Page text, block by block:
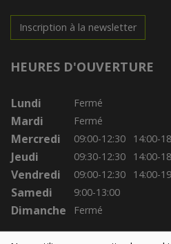
Inscription à la newsletter
HEURES D'OUVERTURE
Lundi Fermé
Mardi Fermé
Mercredi 09:00-12:30 14:00-
Jeudi 09:30-12:30 14:00-
Vendredi 09:00-12:30 14:00-
Samedi 9:00-13:00
Dimanche Fermé